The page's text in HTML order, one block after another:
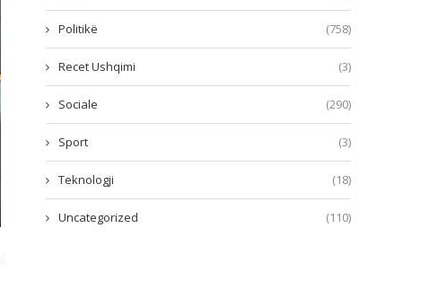
Politikë (758)
Recet Ushqimi (3)
Sociale (290)
Sport (3)
Teknologji (18)
Uncategorized (110)